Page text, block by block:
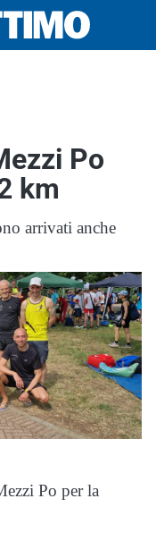
Po
km
arrivati anche
Po per la